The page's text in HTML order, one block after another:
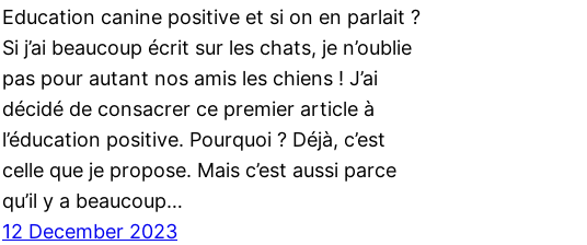
Education canine positive et si on en parlait ?
Si j’ai beaucoup écrit sur les chats, je n’oublie
pas pour autant nos amis les chiens ! J’ai
décidé de consacrer ce premier article à
l’éducation positive. Pourquoi ? Déjà, c’est
celle que je propose. Mais c’est aussi parce
qu’il y a beaucoup…
12 December 2023